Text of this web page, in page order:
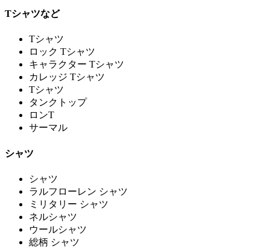
Tシャツなど
Tシャツ
ロック Tシャツ
キャラクター Tシャツ
カレッジ Tシャツ
Tシャツ
タンクトップ
ロンT
サーマル
シャツ
シャツ
ラルフローレン シャツ
ミリタリー シャツ
ネルシャツ
ウールシャツ
総柄 シャツ